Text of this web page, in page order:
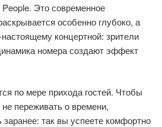
Это современное
особенно глубоко, а
концертной: зрители
номера создают эффект
по мере прихода гостей. Чтобы
переживать о времени,
так вы успеете комфортно